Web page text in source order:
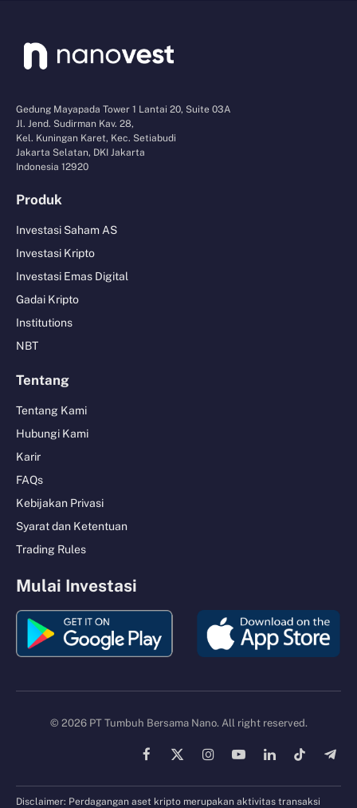
Gedung Mayapada Tower 1 Lantai 20, Suite 03A
Jl. Jend. Sudirman Kav. 28,
Kel. Kuningan Karet, Kec. Setiabudi
Jakarta Selatan, DKI Jakarta
Indonesia 12920
Produk
Investasi Saham AS
Investasi Kripto
Investasi Emas Digital
Gadai Kripto
Institutions
NBT
Tentang
Tentang Kami
Hubungi Kami
Karir
FAQs
Kebijakan Privasi
Syarat dan Ketentuan
Trading Rules
Mulai Investasi
© 2026 PT Tumbuh Bersama Nano. All right reserved.
Facebook
X
InstagramYouTubeLinkedInTikTok
Disclaimer: Perdagangan aset kripto merupakan aktivitas transaksi